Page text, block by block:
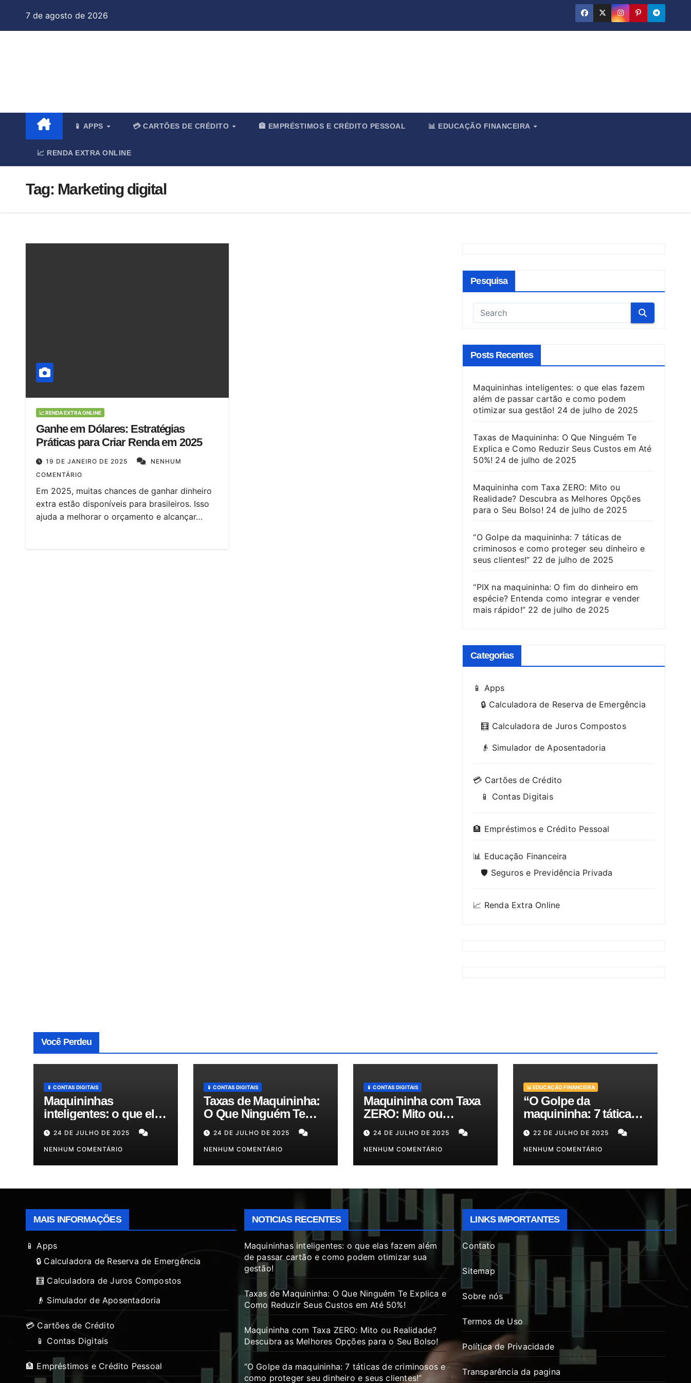
7 de agosto de 2026
📱 APPS 💳 CARTÕES DE CRÉDITO 🏦 EMPRÉSTIMOS E CRÉDITO PESSOAL 📊 EDUCAÇÃO FINANCEIRA
📈 RENDA EXTRA ONLINE
Tag: Marketing digital
📈 RENDA EXTRA ONLINE
Ganhe em Dólares: Estratégias
Práticas para Criar Renda em 2025
19 DE JANEIRO DE 2025
NENHUM
COMENTÁRIO
Em 2025, muitas chances de ganhar dinheiro
extra estão disponíveis para brasileiros. Isso
ajuda a melhorar o orçamento e alcançar…
Pesquisa
Posts Recentes
Maquininhas inteligentes: o que elas fazem
além de passar cartão e como podem
otimizar sua gestão! 24 de julho de 2025
Taxas de Maquininha: O Que Ninguém Te
Explica e Como Reduzir Seus Custos em Até
50%! 24 de julho de 2025
Maquininha com Taxa ZERO: Mito ou
Realidade? Descubra as Melhores Opções
para o Seu Bolso! 24 de julho de 2025
“O Golpe da maquininha: 7 táticas de
criminosos e como proteger seu dinheiro e
seus clientes!” 22 de julho de 2025
“PIX na maquininha: O fim do dinheiro em
espécie? Entenda como integrar e vender
mais rápido!” 22 de julho de 2025
Categorias
📱 Apps
🔒 Calculadora de Reserva de Emergência
🧮 Calculadora de Juros Compostos
👴 Simulador de Aposentadoria
💳 Cartões de Crédito
📱 Contas Digitais
🏦 Empréstimos e Crédito Pessoal
📊 Educação Financeira
🛡️ Seguros e Previdência Privada
📈 Renda Extra Online
Você Perdeu
📱 CONTAS DIGITAIS
Maquininhas
inteligentes: o que elas
fazem além de passar
cartão e como podem
otimizar sua gestão!
24 DE JULHO DE 2025
NENHUM COMENTÁRIO
📱 CONTAS DIGITAIS
Taxas de Maquininha:
O Que Ninguém Te
Explica e Como
Reduzir Seus Custos
em Até 50%!
24 DE JULHO DE 2025
NENHUM COMENTÁRIO
📱 CONTAS DIGITAIS
Maquininha com Taxa
ZERO: Mito ou
Realidade? Descubra
as Melhores Opções
para o Seu Bolso!
24 DE JULHO DE 2025
NENHUM COMENTÁRIO
📊 EDUCAÇÃO FINANCEIRA
“O Golpe da
maquininha: 7 táticas
de criminosos e como
proteger seu dinheiro e
seus clientes!”
22 DE JULHO DE 2025
NENHUM COMENTÁRIO
MAIS INFORMAÇÕES
📱 Apps
🔒 Calculadora de Reserva de Emergência
🧮 Calculadora de Juros Compostos
👴 Simulador de Aposentadoria
💳 Cartões de Crédito
📱 Contas Digitais
🏦 Empréstimos e Crédito Pessoal
NOTICIAS RECENTES
Maquininhas inteligentes: o que elas fazem além
de passar cartão e como podem otimizar sua
gestão!
Taxas de Maquininha: O Que Ninguém Te Explica e
Como Reduzir Seus Custos em Até 50%!
Maquininha com Taxa ZERO: Mito ou Realidade?
Descubra as Melhores Opções para o Seu Bolso!
“O Golpe da maquininha: 7 táticas de criminosos e
como proteger seu dinheiro e seus clientes!”
LINKS IMPORTANTES
Contato
Sitemap
Sobre nós
Termos de Uso
Política de Privacidade
Transparência da pagina